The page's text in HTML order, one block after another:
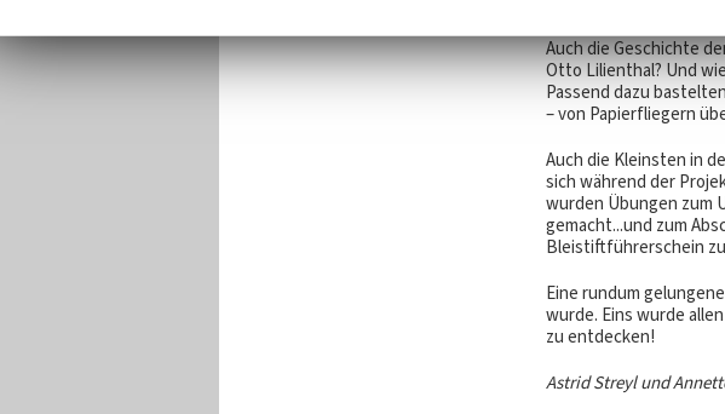
Auch die Geschichte
Otto Lilienthal? Und
Passend dazu
– von Papierfliegern
Auch die Kleinsten in
sich während der
wurden Übungen zum
gemacht...und zum
Bleistiftführerschein
Eine rundum
wurde. Eins wurde
zu entdecken!
Astrid Streyl und